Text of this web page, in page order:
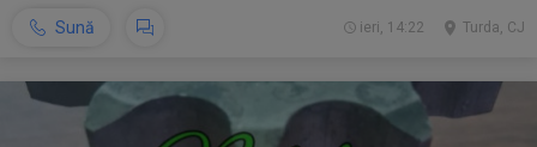
Sună Turda, CJ
ieri, 14:22